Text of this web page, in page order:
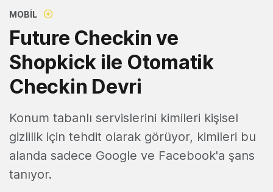
MOBIL
Future Checkin ve
Shopkick ile Otomatik
Checkin Devri
Konum tabanlı servislerini kimileri kişisel
gizlilik için tehdit olarak görüyor, kimileri bu
alanda sadece Google ve Facebook'a şans
tanıyor.